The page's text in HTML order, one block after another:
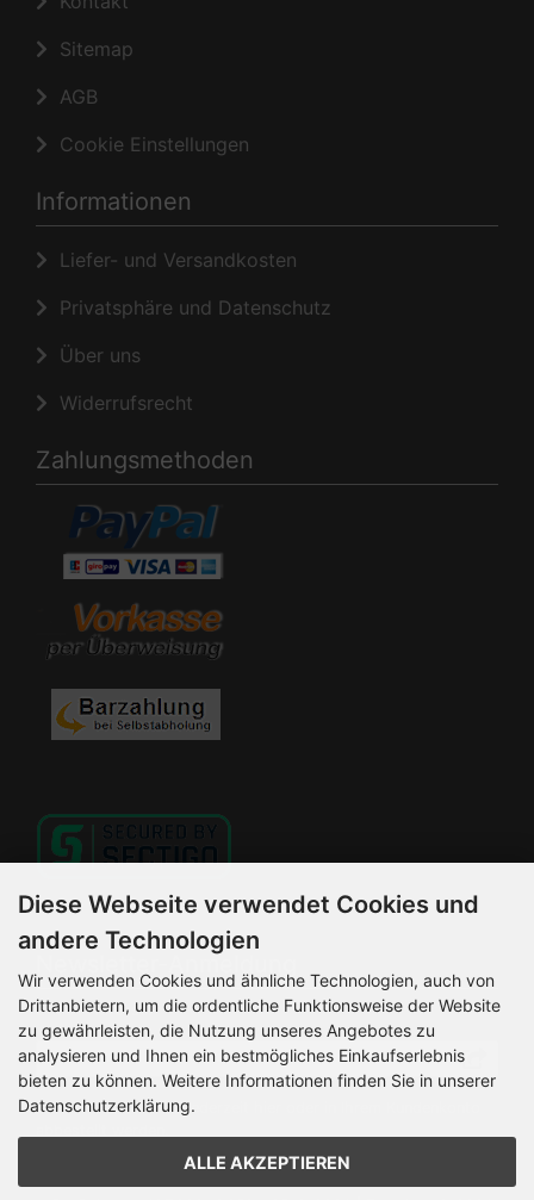
Sitemap
AGB
Cookie Einstellungen
Informationen
Liefer- und Versandkosten
Privatsphäre und Datenschutz
Über uns
Widerrufsrecht
Zahlungsmethoden
Newsletter-Anmeldung
E-Mail-Adresse:
Der Newsletter kann jederzeit hier oder in Ihrem Kundenkonto
Diese Webseite verwendet Cookies und
andere Technologien
Wir verwenden Cookies und ähnliche Technologien, auch von
Drittanbietern, um die ordentliche Funktionsweise der Website
zu gewährleisten, die Nutzung unseres Angebotes zu
analysieren und Ihnen ein bestmögliches Einkaufserlebnis
bieten zu können. Weitere Informationen finden Sie in unserer
Datenschutzerklärung.
ALLE AKZEPTIEREN